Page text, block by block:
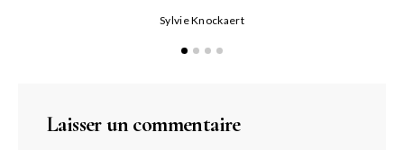
Sylvie Knockaert
Laisser un commentaire